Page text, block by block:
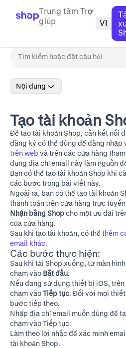
Trung tâm Trợ
giúp
VI
Nội dung
Tạo tài khoản
Để tạo tài khoản Shop, cần kết nối
đăng ký có thể dùng để đăng nhập
trên web và trên các cửa hàng
dụng địa chỉ email này làm nguồn
Bạn có thể tạo tài khoản Shop khi
các bước trong bài viết này.
Ngoài ra, bạn có thể tạo tài khoản
thanh toán trên cửa hàng trực
Nhận bằng Shopcho một ưu đãi
của cửa hàng.
Sau khi tạo tài khoản, có thểthêm
email khác.
Các bước thực hiện:
Sau khi tải Shop xuống, từ màn
chạm vào Bắt đầu.
Nếu đang sử dụng thiết bị iOS,
chạm vàoTiếp tục. Đối với mọi
bước tiếp theo.
Nhập địa chỉ email muốn dùng để
chạm vào Tiếp tục.
Làm theo lời nhắc để xác minh
tài khoản Shop.